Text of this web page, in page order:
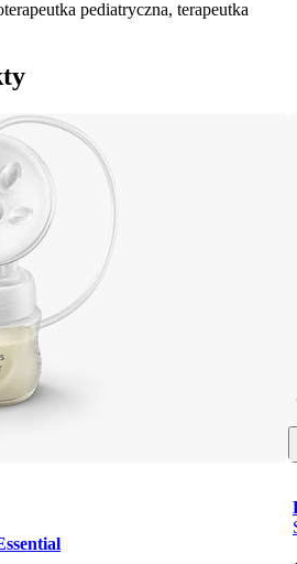
pediatryczna, terapeutka